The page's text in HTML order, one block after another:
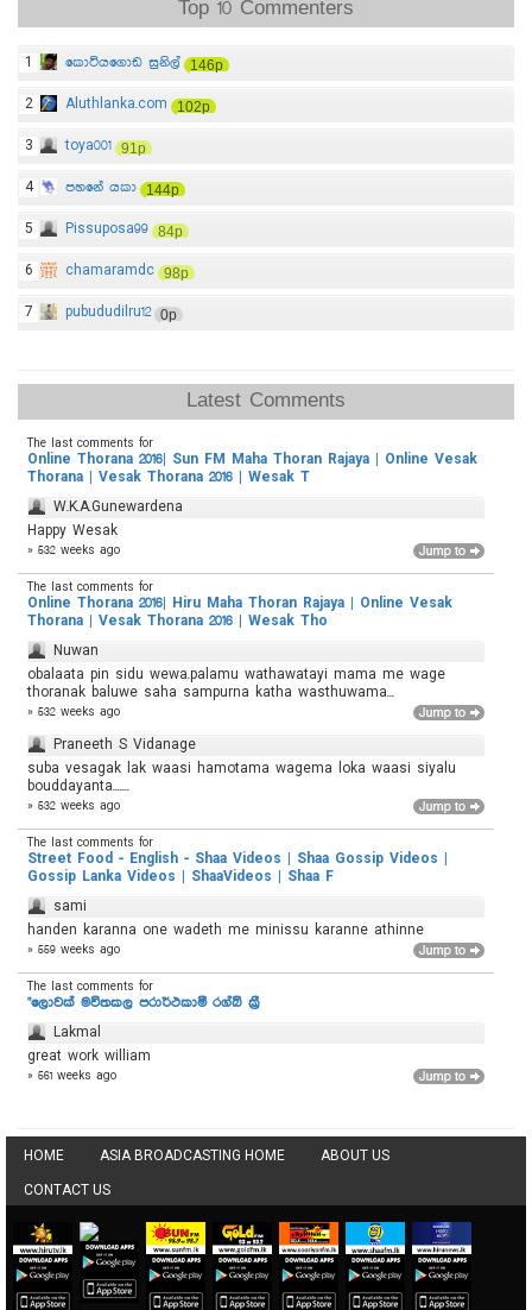
Top 10 Commenters
1 කොටියගොඩ සුනිල් 146p
2 Aluthlanka.com 102p
3 toya001 91p
4 පහනේ යකා 144p
5 Pissuposa99 84p
6 chamaramdc 98p
7 pubududilru12 0p
Latest Comments
The last comments for
Online Thorana 2016| Sun FM Maha Thoran Rajaya | Online Vesak
Thorana | Vesak Thorana 2016 | Wesak T
W.K.A.Gunewardena
Happy Wesak
» 532 weeks ago
The last comments for
Online Thorana 2016| Hiru Maha Thoran Rajaya | Online Vesak
Thorana | Vesak Thorana 2016 | Wesak Tho
Nuwan
obalaata pin sidu wewa.palamu wathawatayi mama me wage
thoranak baluwe saha sampurna katha wasthuwama...
» 532 weeks ago
Praneeth S Vidanage
suba vesagak lak waasi hamotama wagema loka waasi siyalu
bouddayanta.......
» 532 weeks ago
The last comments for
Street Food - English - Shaa Videos | Shaa Gossip Videos |
Gossip Lanka Videos | ShaaVideos | Shaa F
sami
handen karanna one wadeth me minissu karanne athinne
» 559 weeks ago
The last comments for
"ලොවක් මවිතකල පරාර්ථකාමී රග්බි ක්‍රී
Lakmal
great work william
» 561 weeks ago
HOME ASIA BROADCASTING HOME ABOUT US
CONTACT US